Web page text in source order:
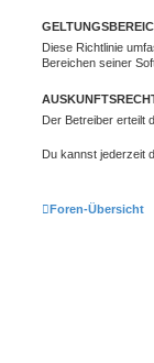
Diese Richtlinie
Bereichen seiner
Der Betreiber erteilt
Du kannst jederzeit
Foren-Übersicht